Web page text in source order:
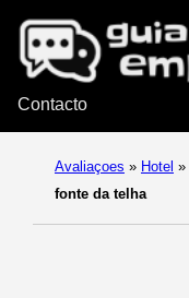
Contacto
Avaliaçoes » Hotel »
fonte da telha